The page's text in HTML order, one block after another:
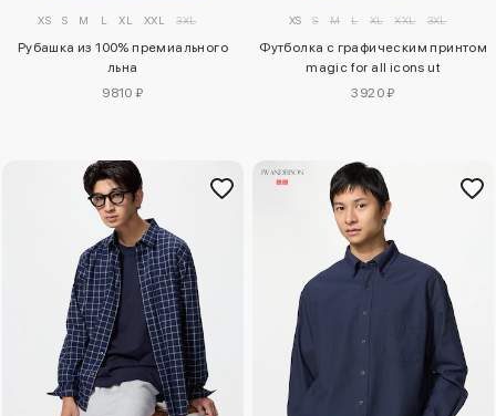
XS S M L XL XXL 3XL
Рубашка из 100% премиального
льна
9810 ₽
XS S M L XL XXL 3XL
Футболка с графическим принтом
magic for all icons ut
3920 ₽